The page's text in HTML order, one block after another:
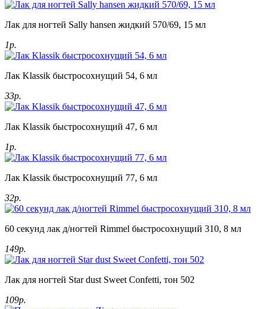
Лак для ногтей Sally hansen жидкий 570/69, 15 мл
1р.
Лак Klassik быстросохнущий 54, 6 мл
33р.
Лак Klassik быстросохнущий 47, 6 мл
1р.
Лак Klassik быстросохнущий 77, 6 мл
32р.
60 секунд лак д/ногтей Rimmel быстросохнущий 310, 8 мл
149р.
Лак для ногтей Star dust Sweet Confetti, тон 502
109р.